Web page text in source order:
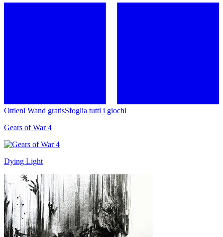
Ottieni Wand gratisSfoglia tutti i giochi
Gears of War 4
Dying Light